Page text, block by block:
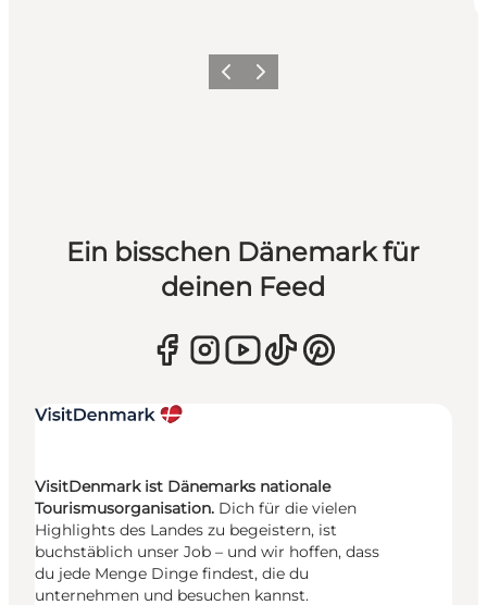
ZurückWeiter
Ein bisschen Dänemark für
deinen Feed
VisitDenmark ist Dänemarks nationale
Tourismusorganisation. Dich für die vielen
Highlights des Landes zu begeistern, ist
buchstäblich unser Job – und wir hoffen, dass
du jede Menge Dinge findest, die du
unternehmen und besuchen kannst.